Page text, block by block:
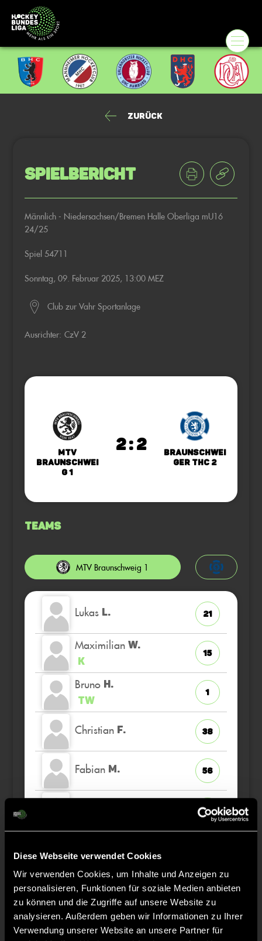
Diese Webseite verwendet Cookies
Wir verwenden Cookies, um Inhalte und Anzeigen zu
personalisieren, Funktionen für soziale Medien anbieten
zu können und die Zugriffe auf unsere Website zu
analysieren. Außerdem geben wir Informationen zu Ihrer
Verwendung unserer Website an unsere Partner für
Zurück
Spielbericht
Männlich - Niedersachsen/Bremen Halle Oberliga mU16
24/25
Spiel 54711
Sonntag, 09. Februar 2025, 13:00 MEZ
Club zur Vahr Sportanlage
Ausrichter: CzV 2
MTV
Braunschwei
g 1
2 : 2
Braunschwei
ger THC 2
Teams
MTV Braunschweig 1
Lukas L. 21
Maximilian W.
K
15
Bruno H.
TW
1
Christian F. 38
Fabian M. 56
10
Staff
Mattis LÜPKES